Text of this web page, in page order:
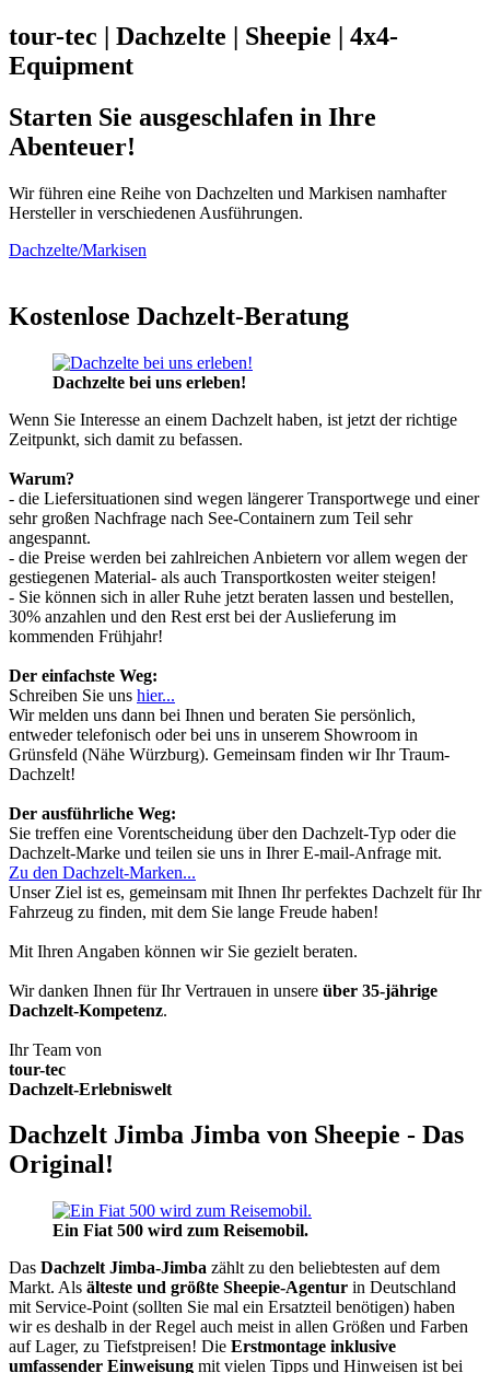
tour-tec | Dachzelte | Sheepie | 4x4-
Equipment
Starten Sie ausgeschlafen in Ihre
Abenteuer!
Wir führen eine Reihe von Dachzelten und Markisen namhafter
Hersteller in verschiedenen Ausführungen.
Dachzelte/Markisen
Kostenlose Dachzelt-Beratung
Dachzelte bei uns erleben!
Wenn Sie Interesse an einem Dachzelt haben, ist jetzt der richtige
Zeitpunkt, sich damit zu befassen.
Warum?
- die Liefersituationen sind wegen längerer Transportwege und einer
sehr großen Nachfrage nach See-Containern zum Teil sehr
angespannt.
- die Preise werden bei zahlreichen Anbietern vor allem wegen der
gestiegenen Material- als auch Transportkosten weiter steigen!
- Sie können sich in aller Ruhe jetzt beraten lassen und bestellen,
30% anzahlen und den Rest erst bei der Auslieferung im
kommenden Frühjahr!
Der einfachste Weg:
Schreiben Sie uns hier...
Wir melden uns dann bei Ihnen und beraten Sie persönlich,
entweder telefonisch oder bei uns in unserem Showroom in
Grünsfeld (Nähe Würzburg). Gemeinsam finden wir Ihr Traum-
Dachzelt!
Der ausführliche Weg:
Sie treffen eine Vorentscheidung über den Dachzelt-Typ oder die
Dachzelt-Marke und teilen sie uns in Ihrer E-mail-Anfrage mit.
Zu den Dachzelt-Marken...
Unser Ziel ist es, gemeinsam mit Ihnen Ihr perfektes Dachzelt für Ihr
Fahrzeug zu finden, mit dem Sie lange Freude haben!
Mit Ihren Angaben können wir Sie gezielt beraten.
Wir danken Ihnen für Ihr Vertrauen in unsere über 35-jährige
Dachzelt-Kompetenz.
Ihr Team von
tour-tec
Dachzelt-Erlebniswelt
Dachzelt Jimba Jimba von Sheepie - Das
Original!
Ein Fiat 500 wird zum Reisemobil.
Das Dachzelt Jimba-Jimba zählt zu den beliebtesten auf dem
Markt. Als älteste und größte Sheepie-Agentur in Deutschland
mit Service-Point (sollten Sie mal ein Ersatzteil benötigen) haben
wir es deshalb in der Regel auch meist in allen Größen und Farben
auf Lager, zu Tiefstpreisen! Die Erstmontage inklusive
umfassender Einweisung mit vielen Tipps und Hinweisen ist bei